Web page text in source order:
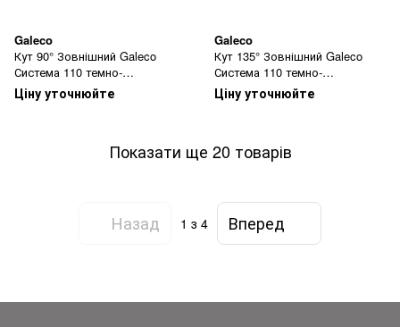
Galeco
Кут 90° Зовнішний Galeco
Система 110 темно-
коричневий
Ціну уточнюйте
Galeco
Кут 135° Зовнішний Galeco
Система 110 темно-
коричневий
Ціну уточнюйте
Показати ще 20 товарів
Назад 1 з 4 Вперед